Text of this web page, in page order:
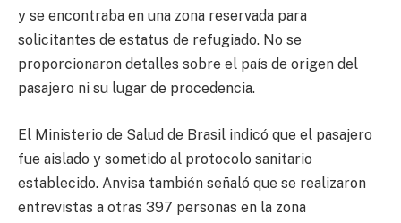
y se encontraba en una zona reservada para
solicitantes de estatus de refugiado. No se
proporcionaron detalles sobre el país de origen del
pasajero ni su lugar de procedencia.
El Ministerio de Salud de Brasil indicó que el pasajero
fue aislado y sometido al protocolo sanitario
establecido. Anvisa también señaló que se realizaron
entrevistas a otras 397 personas en la zona